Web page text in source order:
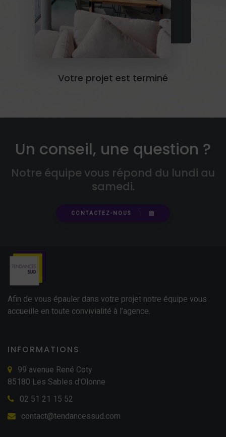
Votre projet est terminé
Un conseil, une question ?
Notre équipe vous répond du lundi au
samedi.
CONTACTEZ-NOUS
Afin de vous épauler dans votre projet notre équipe vous
accueille en toute convivialité à l’agence.
INFORMATIONS
99 avenue René Coty
85180 Les Sables d'Olonne
02 51 21 15 52
contact@tendancessud.com